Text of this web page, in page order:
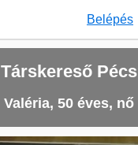
Belépés
Társkereső Pécs
Valéria, 50 éves, nő